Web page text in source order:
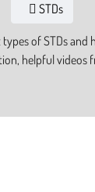
STDs
of STDs
helpful videos